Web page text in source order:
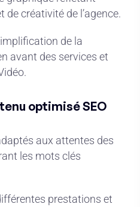
de créativité de l’agence.
de la
avant des services et
optimisé SEO
aux attentes des
les mots clés
prestations et